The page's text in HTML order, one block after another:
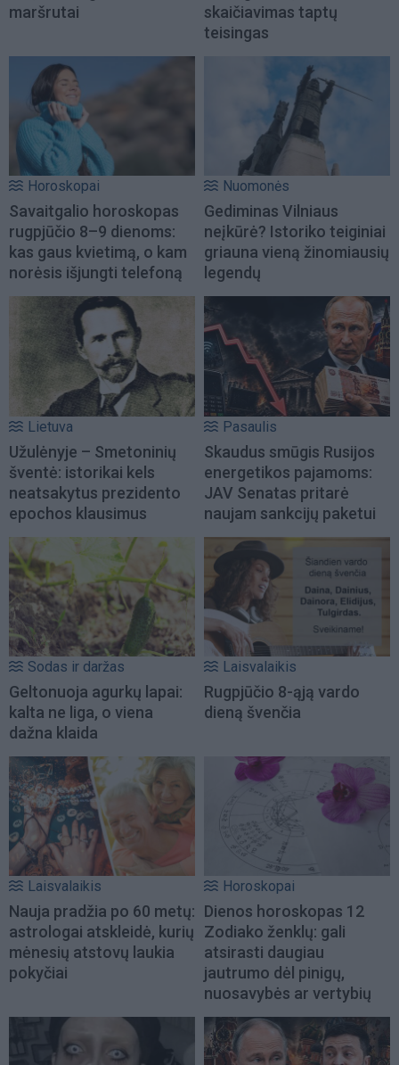
maršrutai
skaičiavimas taptų
teisingas
Horoskopai
Savaitgalio horoskopas
rugpjūčio 8–9 dienoms:
kas gaus kvietimą, o kam
norėsis išjungti telefoną
Nuomonės
Gediminas Vilniaus
neįkūrė? Istoriko teiginiai
griauna vieną žinomiausių
legendų
Lietuva
Užulėnyje – Smetoninių
šventė: istorikai kels
neatsakytus prezidento
epochos klausimus
Pasaulis
Skaudus smūgis Rusijos
energetikos pajamoms:
JAV Senatas pritarė
naujam sankcijų paketui
Sodas ir daržas
Geltonuoja agurkų lapai:
kalta ne liga, o viena
dažna klaida
Laisvalaikis
Rugpjūčio 8-ąją vardo
dieną švenčia
Laisvalaikis
Nauja pradžia po 60 metų:
astrologai atskleidė, kurių
mėnesių atstovų laukia
pokyčiai
Horoskopai
Dienos horoskopas 12
Zodiako ženklų: gali
atsirasti daugiau
jautrumo dėl pinigų,
nuosavybės ar vertybių